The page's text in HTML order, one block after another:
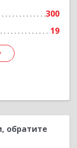
300
19
обратите